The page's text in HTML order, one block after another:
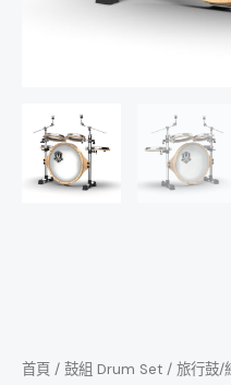
首頁 / 鼓組 Drum Set / 旅行鼓
摺
鼓